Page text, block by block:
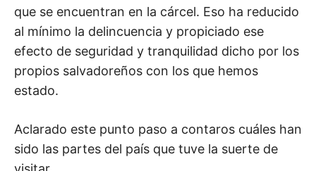
que se encuentran en la cárcel. Eso ha reducido
al mínimo la delincuencia y propiciado ese
efecto de seguridad y tranquilidad dicho por los
propios salvadoreños con los que hemos
estado.
Aclarado este punto paso a contaros cuáles han
sido las partes del país que tuve la suerte de